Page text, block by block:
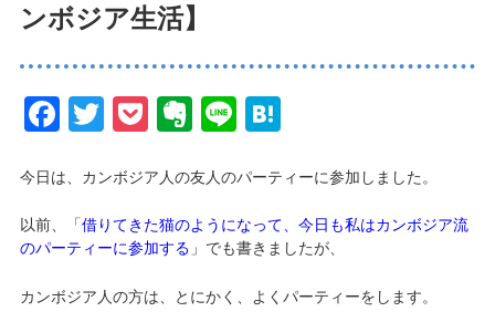
ンボジア生活】
Facebook
Twitter
PocketEvernote
Line
今日は、カンボジア人の友人のパーティーに参加しました。
以前、「 借りてきた猫のようになって、今日も私はカンボジア流
のパーティーに参加する 」でも書きましたが、
カンボジア人の方は、とにかく、よくパーティーをします。